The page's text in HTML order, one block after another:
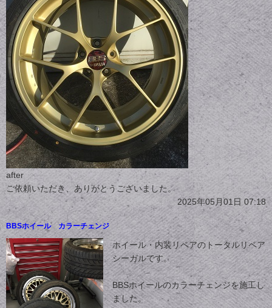
after
ご依頼いただき、ありがとうございました。
2025年05月01日 07:18
BBSホイール カラーチェンジ
ホイール・内装リペアのトータルリペア
シーガルです。
BBSホイールのカラーチェンジを施工し
ました。